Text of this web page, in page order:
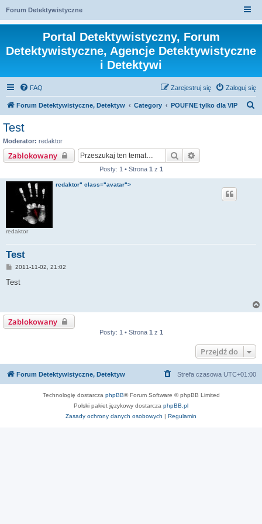
Forum Detektywistyczne
Portal Detektywistyczny, Forum
Detektywistyczne, Agencje Detektywistyczne
i Detektywi
FAQ Zaloguj się
Zarejestruj się
Forum Detektywistyczne, Detektyw Category POUFNE tylko dla VIP
Test
Moderator: redaktor
Zablokowany Szukaj
Posty: 1 • Strona 1 z 1
redaktor" class="avatar">
redaktor
Test
P
s
2011-11-02, 21:02
Test
Zablokowany
Posty: 1 • Strona 1 z 1
Przejdź do
Forum Detektywistyczne, Detektyw Strefa czasowa UTC+01:00
Technologię dostarcza phpBB® Forum Software © phpBB Limited
Polski pakiet językowy dostarcza phpBB.pl
Zasady ochrony danych osobowych | Regulamin